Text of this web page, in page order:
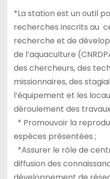
*La station est un outil
recherches inscrits au
recherche et de
de l’aquaculture
des chercheurs, des
missionnaires, des
l’équipement et les
déroulement des
* Promouvoir la
espèces présentées ;
*Assurer le rôle de
diffusion des